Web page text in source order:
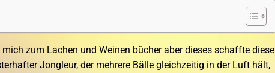
zum Lachen und Weinen bücher aber dieses schaffte diese
Jongleur, der mehrere Bälle gleichzeitig in der Luft hält,